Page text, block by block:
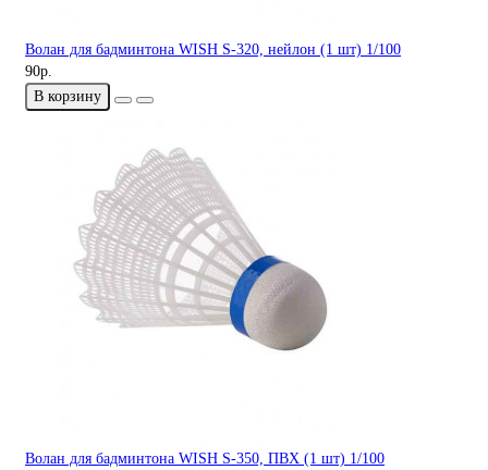
Волан для бадминтона WISH S-320, нейлон (1 шт) 1/100
90р.
В корзину
Волан для бадминтона WISH S-350, ПВХ (1 шт) 1/100